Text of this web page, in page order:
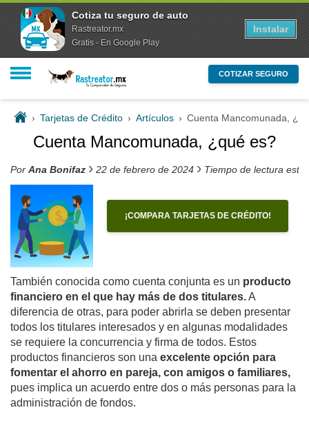
COTIZAR SEGURO
› Tarjetas de Crédito › Artículos › Cuenta Mancomunada,
Cuenta Mancomunada, ¿qué es?
Por Ana Bonifaz › 22 de febrero de 2024 › Tiempo de lectura
¡COMPARA TARJETAS DE CRÉDITO!
También conocida como cuenta conjunta es un producto
financiero en el que hay más de dos titulares.A
diferencia de otras, para poder abrirla se deben presentar
todos los titulares interesados y en algunas modalidades
se requiere la concurrencia y firma de todos. Estos
productos financieros son una excelente opción para
fomentar el ahorro en pareja, con amigos o familiares,
pues implica un acuerdo entre dos o más personas para la
administración de fondos.
Cotiza tu seguro de auto
Rastreator.mx
Gratis - En Google Play
Instalar